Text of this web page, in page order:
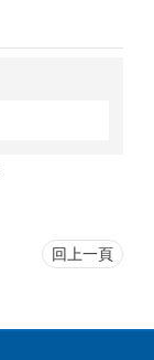
回上一頁